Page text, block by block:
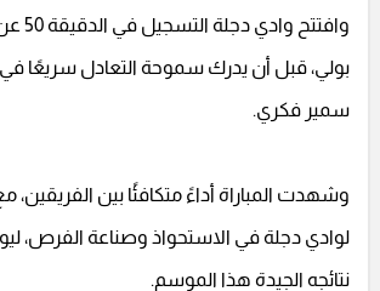
وافتتح
سمير فكري.
وشهدت المباراة أداءً متكافئًا بين
لوادي دجلة في الاستحواذ وصناعة الفرص،
نتائجه الجيدة هذا الموسم.